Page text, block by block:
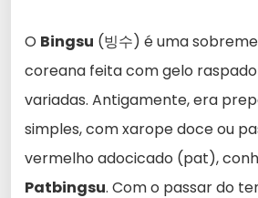
O Bingsu (빙수) é uma
coreana feita com gelo
variadas. Antigamente, era
simples, com xarope doce ou
vermelho adocicado (pat),
Patbingsu. Com o passar do